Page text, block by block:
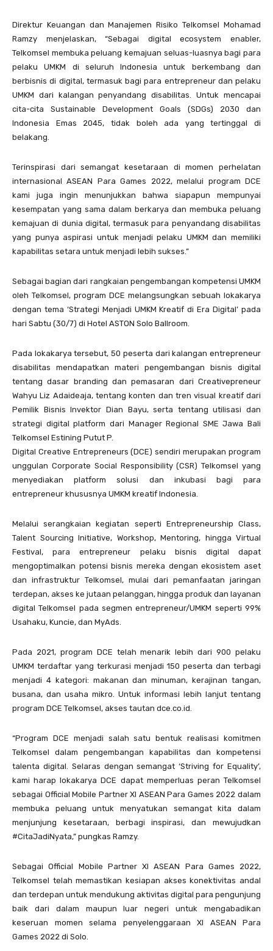
Direktur Keuangan dan Manajemen Risiko Telkomsel Mohamad
Ramzy menjelaskan, “Sebagai digital ecosystem enabler,
Telkomsel membuka peluang kemajuan seluas-luasnya bagi para
pelaku UMKM di seluruh Indonesia untuk berkembang dan
berbisnis di digital, termasuk bagi para entrepreneur dan pelaku
UMKM dari kalangan penyandang disabilitas. Untuk mencapai
cita-cita Sustainable Development Goals (SDGs) 2030 dan
Indonesia Emas 2045, tidak boleh ada yang tertinggal di
belakang.
Terinspirasi dari semangat kesetaraan di momen perhelatan
internasional ASEAN Para Games 2022, melalui program DCE
kami juga ingin menunjukkan bahwa siapapun mempunyai
kesempatan yang sama dalam berkarya dan membuka peluang
kemajuan di dunia digital, termasuk para penyandang disabilitas
yang punya aspirasi untuk menjadi pelaku UMKM dan memiliki
kapabilitas setara untuk menjadi lebih sukses.”
Sebagai bagian dari rangkaian pengembangan kompetensi UMKM
oleh Telkomsel, program DCE melangsungkan sebuah lokakarya
dengan tema ‘Strategi Menjadi UMKM Kreatif di Era Digital’ pada
hari Sabtu (30/7) di Hotel ASTON Solo Ballroom.
Pada lokakarya tersebut, 50 peserta dari kalangan entrepreneur
disabilitas mendapatkan materi pengembangan bisnis digital
tentang dasar branding dan pemasaran dari Creativepreneur
Wahyu Liz Adaideaja, tentang konten dan tren visual kreatif dari
Pemilik Bisnis Invektor Dian Bayu, serta tentang utilisasi dan
strategi digital platform dari Manager Regional SME Jawa Bali
Telkomsel Estining Putut P.
Digital Creative Entrepreneurs (DCE) sendiri merupakan program
unggulan Corporate Social Responsibility (CSR) Telkomsel yang
menyediakan platform solusi dan inkubasi bagi para
entrepreneur khususnya UMKM kreatif Indonesia.
Melalui serangkaian kegiatan seperti Entrepreneurship Class,
Talent Sourcing Initiative, Workshop, Mentoring, hingga Virtual
Festival, para entrepreneur pelaku bisnis digital dapat
mengoptimalkan potensi bisnis mereka dengan ekosistem aset
dan infrastruktur Telkomsel, mulai dari pemanfaatan jaringan
terdepan, akses ke jutaan pelanggan, hingga produk dan layanan
digital Telkomsel pada segmen entrepreneur/UMKM seperti 99%
Usahaku, Kuncie, dan MyAds.
Pada 2021, program DCE telah menarik lebih dari 900 pelaku
UMKM terdaftar yang terkurasi menjadi 150 peserta dan terbagi
menjadi 4 kategori: makanan dan minuman, kerajinan tangan,
busana, dan usaha mikro. Untuk informasi lebih lanjut tentang
program DCE Telkomsel, akses tautan dce.co.id.
“Program DCE menjadi salah satu bentuk realisasi komitmen
Telkomsel dalam pengembangan kapabilitas dan kompetensi
talenta digital. Selaras dengan semangat ‘Striving for Equality’,
kami harap lokakarya DCE dapat memperluas peran Telkomsel
sebagai Official Mobile Partner XI ASEAN Para Games 2022 dalam
membuka peluang untuk menyatukan semangat kita dalam
menjunjung kesetaraan, berbagi inspirasi, dan mewujudkan
#CitaJadiNyata,” pungkas Ramzy.
Sebagai Official Mobile Partner XI ASEAN Para Games 2022,
Telkomsel telah memastikan kesiapan akses konektivitas andal
dan terdepan untuk mendukung aktivitas digital para pengunjung
baik dari dalam maupun luar negeri untuk mengabadikan
keseruan momen selama penyelenggaraan XI ASEAN Para
Games 2022 di Solo.